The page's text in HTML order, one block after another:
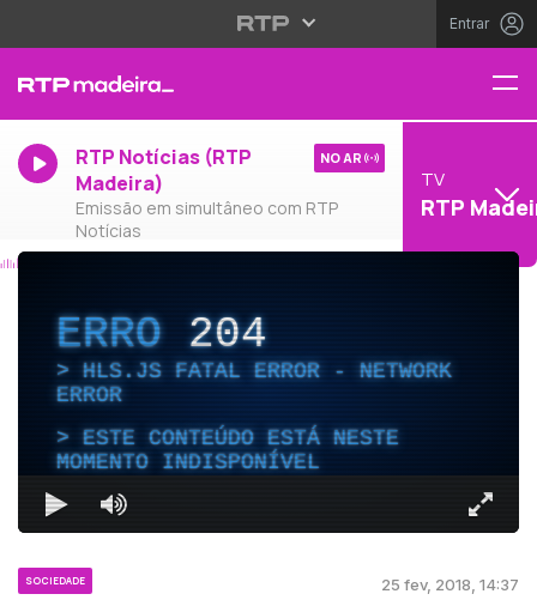
Entrar
RTP Notícias (RTP
Madeira)
Emissão em simultâneo com RTP
Notícias
NO AR
TV
RTP
ERRO204
HLS.JS FATAL ERROR - NETWORK
ERROR
ESTE CONTEÚDO ESTÁ NESTE
MOMENTO INDISPONÍVEL
SOCIEDADE 25 fev, 2018, 14:37